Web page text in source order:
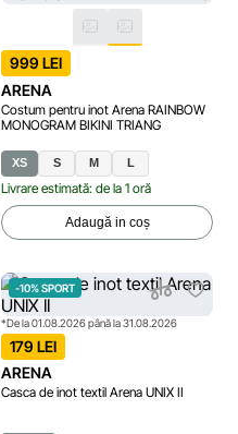
999 LEI
ARENA
Costum pentru inot Arena RAINBOW
MONOGRAM BIKINI TRIANG
XS S M L
Livrare estimată: de la 1 oră
Adaugă in coș
-10% SPORT
*De la 01.08.2026 până la 31.08.2026
179 LEI
ARENA
Casca de inot textil Arena UNIX II